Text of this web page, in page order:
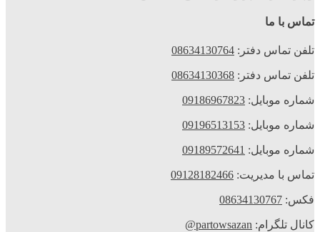
تماس با ما
تلفن تماس دفتر: 08634130764
تلفن تماس دفتر: 08634130368
شماره موبایل: 09186967823
شماره موبایل: 09196513153
شماره موبایل: 09189572641
تماس با مدیریت: 09128182466
فکس: 08634130767
کانال تلگرام: partowsazan@